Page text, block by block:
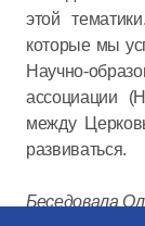
этой
которые мы
Научно-
ассоциации
между
развиваться.
Беседовала